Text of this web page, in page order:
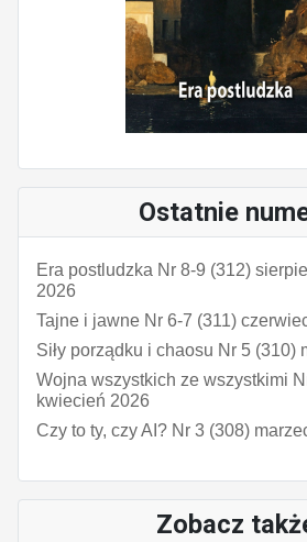
Ostatnie
Era postludzka Nr 8-9 (312)
2026
Tajne i jawne Nr 6-7 (311)
Siły porządku i chaosu Nr 5 (310)
Wojna wszystkich ze wszystkimi
kwiecień 2026
Czy to ty, czy AI? Nr 3 (308)
Zobacz